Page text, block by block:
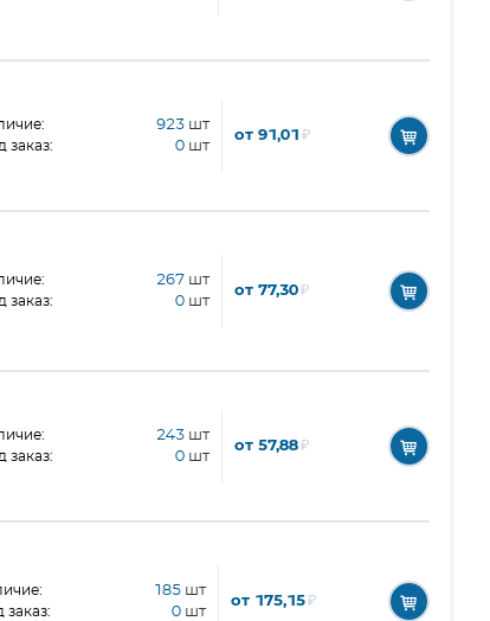
923 шт
заказ: 0 шт
от 91,01 ₽
267 шт
заказ: 0 шт
от 77,30₽
243 шт
заказ: 0 шт
от 57,88₽
185 шт
заказ: 0 шт
от 175,15₽